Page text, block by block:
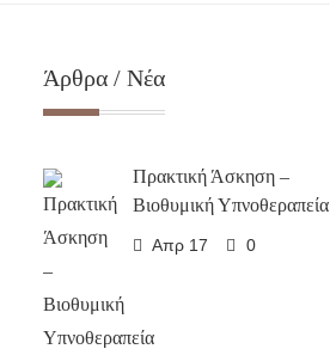
Άρθρα / Νέα
Πρακτική Άσκηση –
Βιοθυμική Υπνοθεραπεία
Απρ 17 0